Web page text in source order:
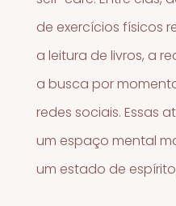
de exercícios físicos
a leitura de livros, a
a busca por
redes sociais. Essas
um espaço mental
um estado de